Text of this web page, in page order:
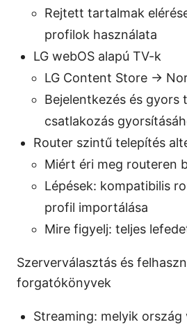
Rejtett tartalmak
profilok használata
LG webOS alapú TV-k
LG Content Store ->
Bejelentkezés és gyors
csatlakozás
Router szintű telepítés
Miért éri meg routeren
Lépések: kompatibilis
profil importálása
Mire figyelj: teljes
Szerverválasztás és
forgatókönyvek
Streaming: melyik ország